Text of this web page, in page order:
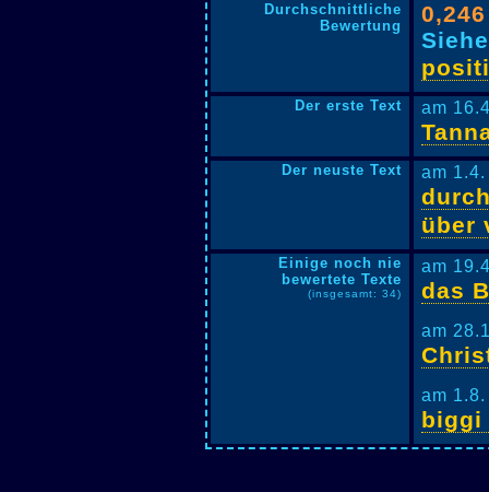
Durchschnittliche
Bewertung
0,246
Der erste Text am
Der neuste Text am
über
Einige noch nie
bewertete Texte
(insgesamt: 34)
am
das
am
am
biggi